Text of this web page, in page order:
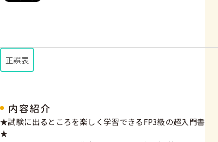
正誤表
内容紹介
★試験に出るところを楽しく学習できるFP3級の超入門書
★